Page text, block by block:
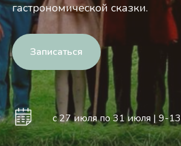
гастрономической сказки.
Записаться
с 27 июля по 31 июля | 9-